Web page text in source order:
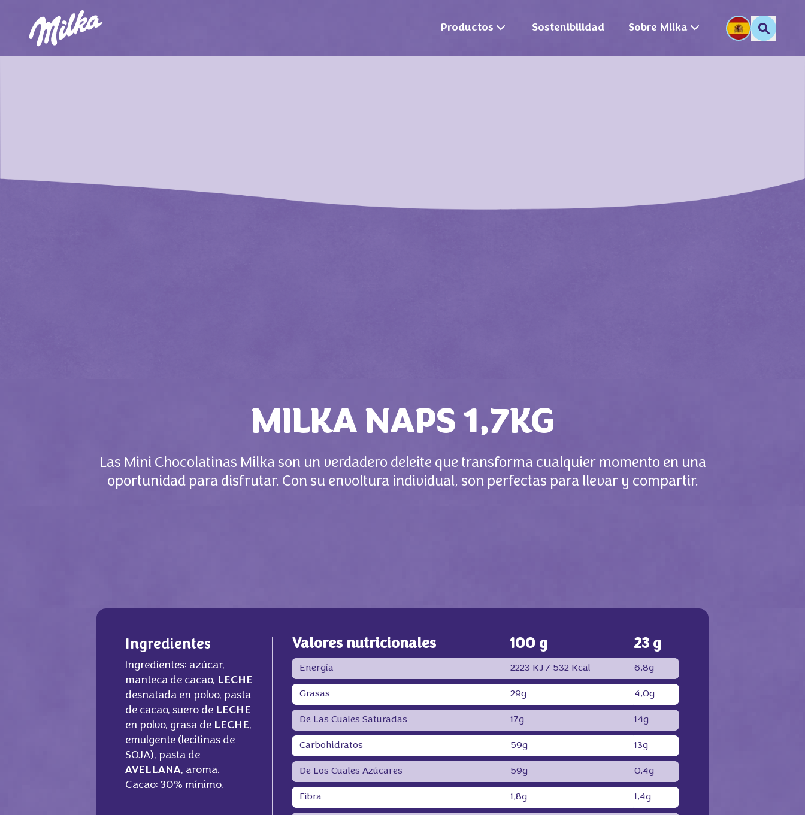
Productos Sostenibilidad Sobre Milka
MILKA NAPS 1,7KG
Las Mini Chocolatinas Milka son un verdadero deleite que transforma cualquier momento en una
oportunidad para disfrutar. Con su envoltura individual, son perfectas para llevar y compartir.
Ingredientes
Ingredientes: azúcar,
manteca de cacao, LECHE
desnatada en polvo, pasta
de cacao, suero de LECHE
en polvo, grasa de LECHE,
emulgente (lecitinas de
SOJA), pasta de
AVELLANA, aroma.
Cacao: 30% mínimo.
Valores nutricionales 100 g 23 g
Energía 2223 KJ / 532 Kcal 6,8g
Grasas 29g 4,0g
De Las Cuales Saturadas 17g 14g
Carbohidratos 59g 13g
De Los Cuales Azúcares 59g 0,4g
Fibra 1,8g 1,4g